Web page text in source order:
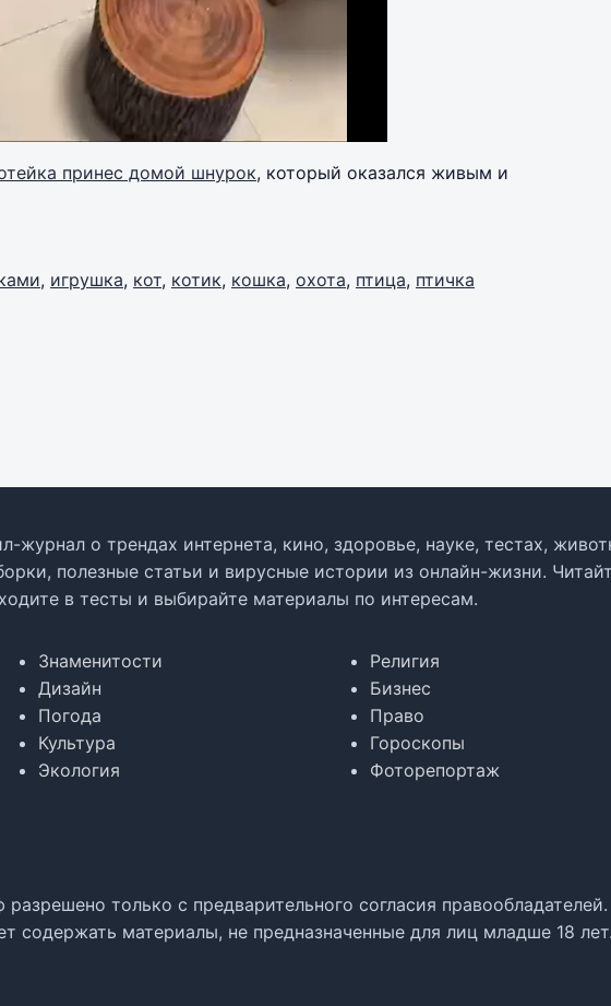
принес домой шнурок, который оказался живым и
, игрушка, кот, котик, кошка, охота, птица, птичка
журнал о трендах интернета, кино, здоровье, науке, тестах,
полезные статьи и вирусные истории из онлайн-жизни.
в тесты и выбирайте материалы по интересам.
Знаменитости
Дизайн
Погода
Культура
Экология
Религия
Бизнес
Право
Гороскопы
Фоторепортаж
только с предварительного согласия
содержать материалы, не предназначенные для лиц младше 18 лет.